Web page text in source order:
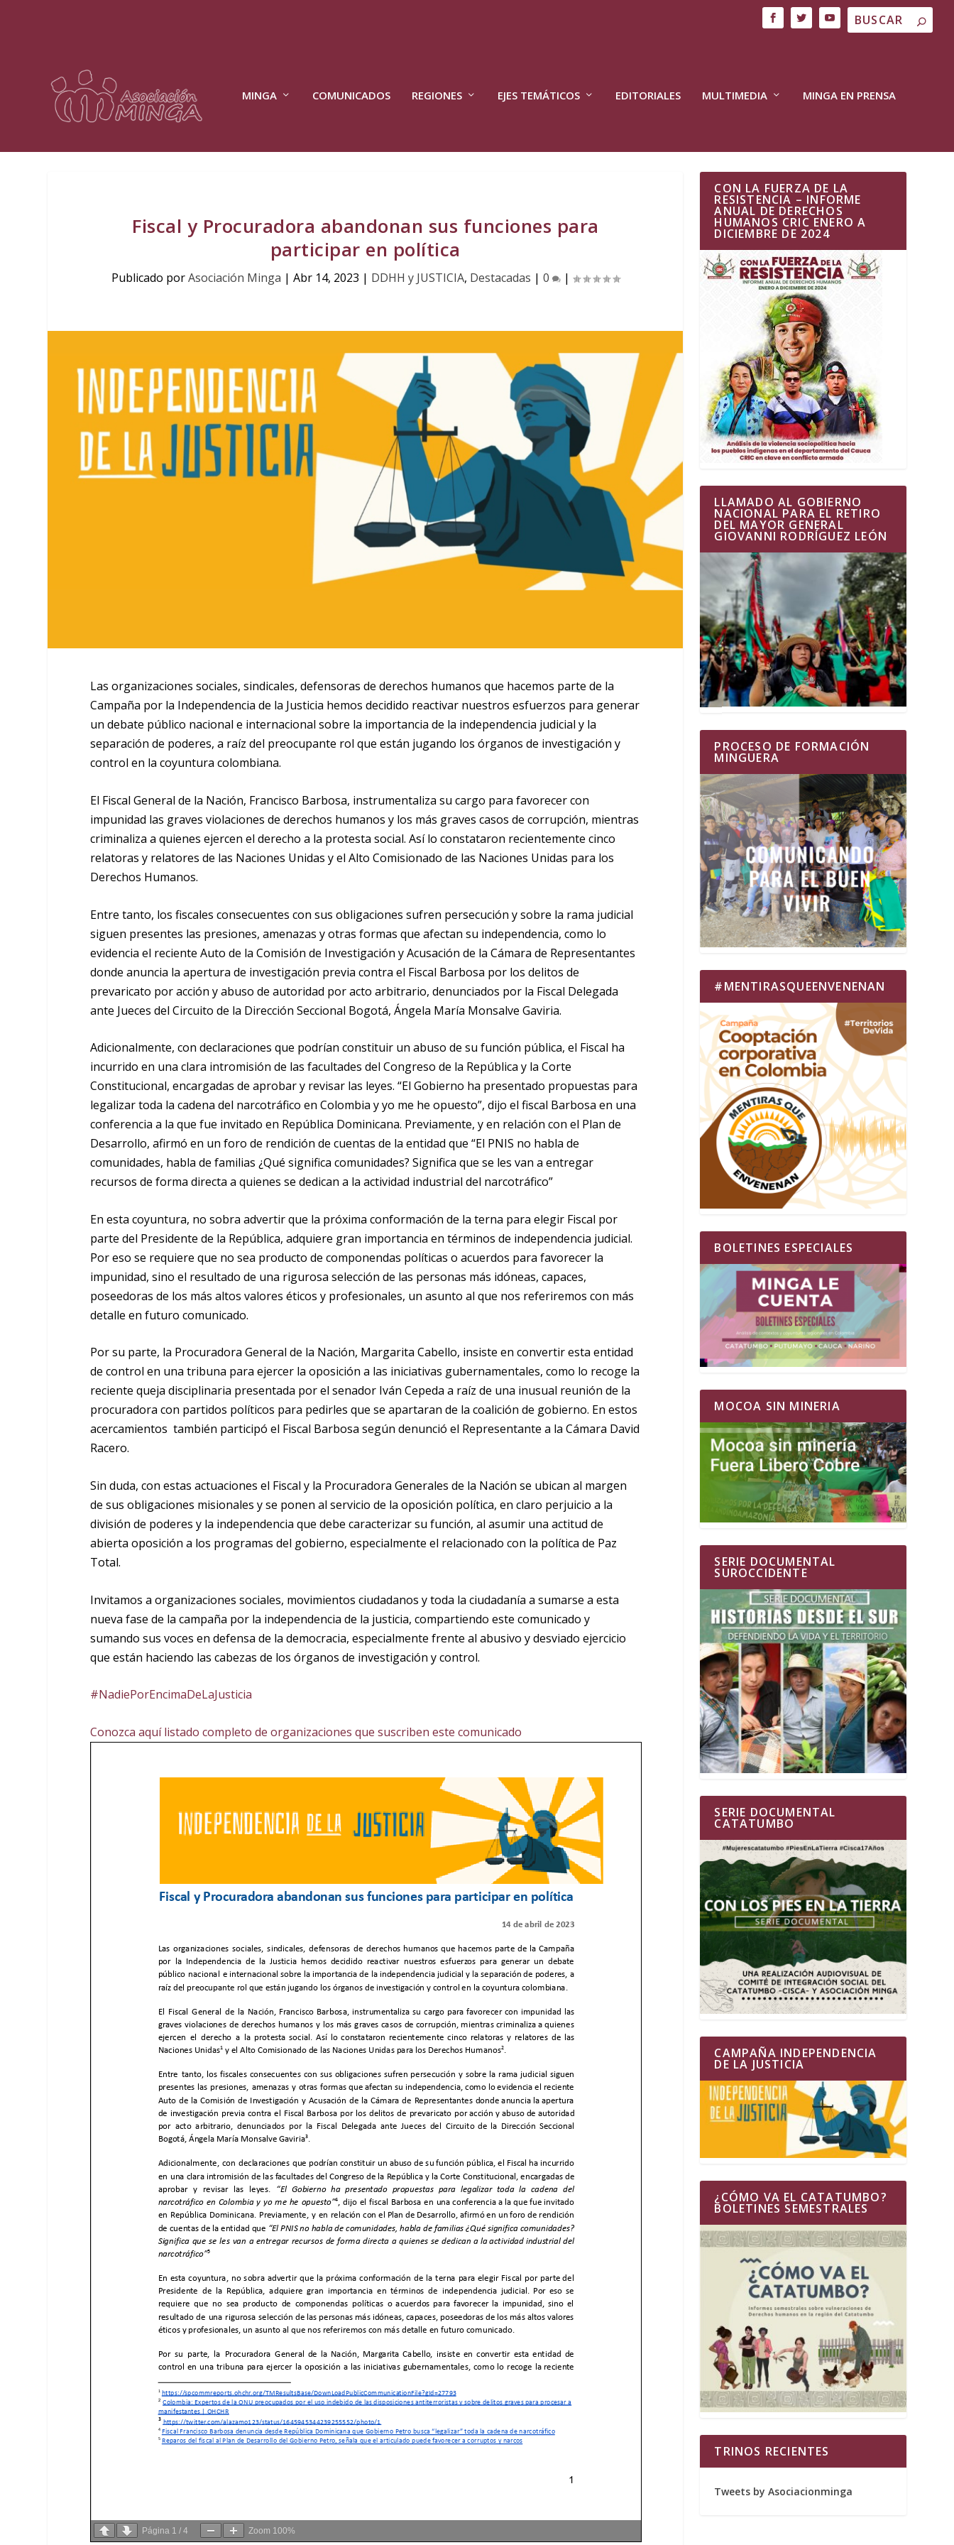
MINGA COMUNICADOS REGIONES EJES TEMÁTICOS EDITORIALES MULTIMEDIA MINGA EN PRENSA
Fiscal y Procuradora abandonan sus funciones para
participar en política
Publicado porAsociación Minga | Abr 14, 2023 | DDHH y JUSTICIA, Destacadas | 0 |
Las organizaciones sociales, sindicales, defensoras de derechos humanos que hacemos parte de la
Campaña por la Independencia de la Justicia hemos decidido reactivar nuestros esfuerzos para generar
un debate público nacional e internacional sobre la importancia de la independencia judicial y la
separación de poderes, a raíz del preocupante rol que están jugando los órganos de investigación y
control en la coyuntura colombiana.
El Fiscal General de la Nación, Francisco Barbosa, instrumentaliza su cargo para favorecer con
impunidad las graves violaciones de derechos humanos y los más graves casos de corrupción, mientras
criminaliza a quienes ejercen el derecho a la protesta social. Así lo constataron recientemente cinco
relatoras y relatores de las Naciones Unidas y el Alto Comisionado de las Naciones Unidas para los
Derechos Humanos.
Entre tanto, los fiscales consecuentes con sus obligaciones sufren persecución y sobre la rama judicial
siguen presentes las presiones, amenazas y otras formas que afectan su independencia, como lo
evidencia el reciente Auto de la Comisión de Investigación y Acusación de la Cámara de Representantes
donde anuncia la apertura de investigación previa contra el Fiscal Barbosa por los delitos de
prevaricato por acción y abuso de autoridad por acto arbitrario, denunciados por la Fiscal Delegada
ante Jueces del Circuito de la Dirección Seccional Bogotá, Ángela María Monsalve Gaviria.
Adicionalmente, con declaraciones que podrían constituir un abuso de su función pública, el Fiscal ha
incurrido en una clara intromisión de las facultades del Congreso de la República y la Corte
Constitucional, encargadas de aprobar y revisar las leyes.“El Gobierno ha presentado propuestas para
legalizar toda la cadena del narcotráfico en Colombia y yo me he opuesto”, dijo el fiscal Barbosa en una
conferencia a la que fue invitado en República Dominicana. Previamente, y en relación con el Plan de
Desarrollo, afirmó en un foro de rendición de cuentas de la entidad que“El PNIS no habla de
comunidades, habla de familias ¿Qué significa comunidades? Significa que se les van a entregar
recursos de forma directa a quienes se dedican a la actividad industrial del narcotráfico”
En esta coyuntura, no sobra advertir que la próxima conformación de la terna para elegir Fiscal por
parte del Presidente de la República, adquiere gran importancia en términos de independencia judicial.
Por eso se requiere que no sea producto de componendas políticas o acuerdos para favorecer la
impunidad, sino el resultado de una rigurosa selección de las personas más idóneas, capaces,
poseedoras de los más altos valores éticos y profesionales, un asunto al que nos referiremos con más
detalle en futuro comunicado.
Por su parte, la Procuradora General de la Nación, Margarita Cabello, insiste en convertir esta entidad
de control en una tribuna para ejercer la oposición a las iniciativas gubernamentales, como lo recoge la
reciente queja disciplinaria presentada por el senador Iván Cepeda a raíz de una inusual reunión de la
procuradora con partidos políticos para pedirles que se apartaran de la coalición de gobierno. En estos
acercamientos también participó el Fiscal Barbosa según denunció el Representante a la Cámara David
Racero.
Sin duda, con estas actuaciones el Fiscal y la Procuradora Generales de la Nación se ubican al margen
de sus obligaciones misionales y se ponen al servicio de la oposición política, en claro perjuicio a la
división de poderes y la independencia que debe caracterizar su función, al asumir una actitud de
abierta oposición a los programas del gobierno, especialmente el relacionado con la política de Paz
Total.
Invitamos a organizaciones sociales, movimientos ciudadanos y toda la ciudadanía a sumarse a esta
nueva fase de la campaña por la independencia de la justicia, compartiendo este comunicado y
sumando sus voces en defensa de la democracia, especialmente frente al abusivo y desviado ejercicio
que están haciendo las cabezas de los órganos de investigación y control.
#NadiePorEncimaDeLaJusticia
Conozca aquí listado completo de organizaciones que suscriben este comunicado
Página 1 /4 Zoom 100%
CON LA FUERZA DE LA
RESISTENCIA – INFORME
ANUAL DE DERECHOS
HUMANOS CRIC ENERO A
DICIEMBRE DE 2024
LLAMADO AL GOBIERNO
NACIONAL PARA EL RETIRO
DEL MAYOR GENERAL
GIOVANNI RODRÍGUEZ LEÓN
PROCESO DE FORMACIÓN
MINGUERA
#MENTIRASQUEENVENENAN
BOLETINES ESPECIALES
MOCOA SIN MINERIA
SERIE DOCUMENTAL
SUROCCIDENTE
SERIE DOCUMENTAL
CATATUMBO
CAMPAÑA INDEPENDENCIA
DE LA JUSTICIA
¿CÓMO VA EL CATATUMBO?
BOLETINES SEMESTRALES
TRINOS RECIENTES
Tweets by Asociacionminga